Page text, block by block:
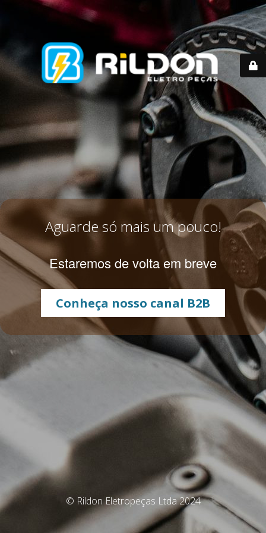
Aguarde só mais um pouco!
Estaremos de volta em breve
Conheça nosso canal B2B
© Rildon Eletropeças Ltda 2024